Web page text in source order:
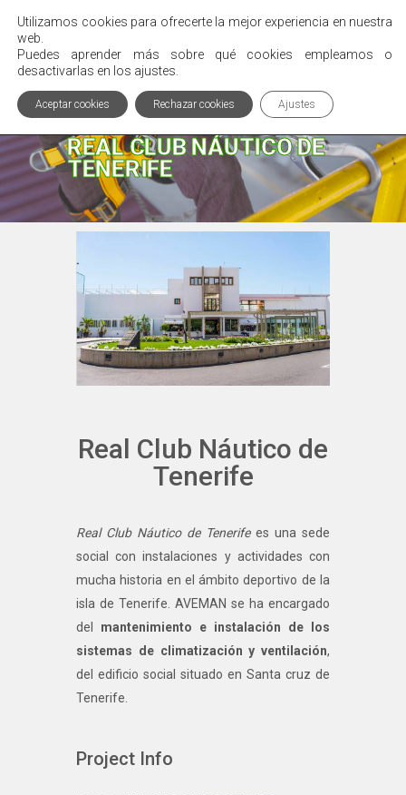
Menú
OFRECEMOS SOLUCIONES
REAL CLUB NÁUTICO DE
TENERIFE
Real Club Náutico de
Tenerife
Real Club Náutico de Tenerifees una sede
social con instalaciones y actividades con
mucha historia en el ámbito deportivo de la
isla de Tenerife. AVEMAN se ha encargado
del mantenimiento e instalación de los
sistemas de climatización y ventilación,
del edificio social situado en Santa cruz de
Tenerife.
Project Info
Utilizamos cookies para ofrecerte la mejor experiencia en nuestra
web.
Puedes aprender más sobre qué cookies empleamos o
desactivarlas en los ajustes.
Aceptar cookies Rechazar cookies Ajustes